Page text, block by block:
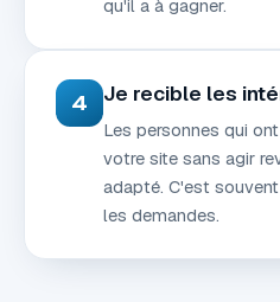
qu'il a à gagner.
4 Je recible les
Les personnes qui
votre site sans agir
adapté. C'est
les demandes.